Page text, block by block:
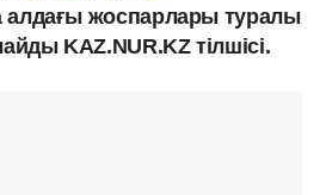
алдағы жоспарлары туралы
KAZ.NUR.KZ тілшісі.